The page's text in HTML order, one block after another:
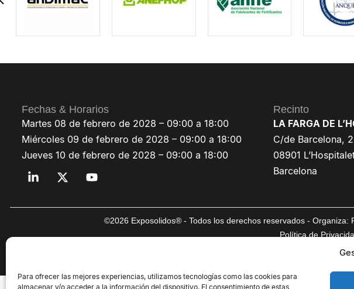
Para ofrecer las mejores experiencias, utilizamos tecnologías como las cookies para
almacenar y/o acceder a la información del dispositivo. El consentimiento de estas
Fechas & Horarios
Martes 08 de febrero de 2028 – 09:00 a 18:00
Miércoles 09 de febrero de 2028 – 09:00 a 18:00
Jueves 10 de febrero de 2028 – 09:00 a 18:00
Recinto
LA FARGA DE
C/de Barcelona, 2
08901
Barcelona
©2026 Exposolidos® - Todos los derechos reservados - Organiza:
Política de